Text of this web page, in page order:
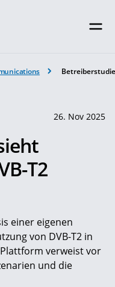
26. Nov 2025
T2
einer eigenen
von DVB-T2 in
verweist vor
und die